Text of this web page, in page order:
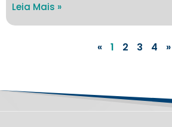
Leia Mais »
« 1 2 3 4 »